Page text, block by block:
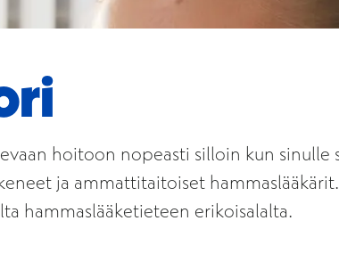
hoitoon nopeasti silloin kun
ja ammattitaitoiset
hammaslääketieteen erikoisalalta.